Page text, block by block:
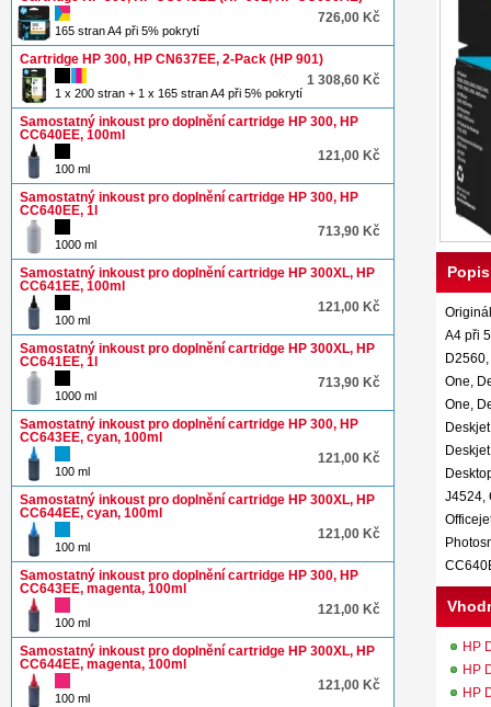
726,00 Kč
165 stran A4 při 5% pokrytí
Cartridge HP 300, HP CN637EE, 2-Pack (HP 901)
1 308,60 Kč
1 x 200 stran + 1 x 165 stran A4 při 5% pokrytí
Samostatný inkoust pro doplnění cartridge HP 300, HP
CC640EE, 100ml
121,00 Kč
100 ml
Samostatný inkoust pro doplnění cartridge HP 300, HP
CC640EE, 1l
713,90 Kč
1000 ml
Samostatný inkoust pro doplnění cartridge HP 300XL, HP
CC641EE, 100ml
121,00 Kč
100 ml
Samostatný inkoust pro doplnění cartridge HP 300XL, HP
CC641EE, 1l
713,90 Kč
1000 ml
Samostatný inkoust pro doplnění cartridge HP 300, HP
CC643EE, cyan, 100ml
121,00 Kč
100 ml
Samostatný inkoust pro doplnění cartridge HP 300XL, HP
CC644EE, cyan, 100ml
121,00 Kč
100 ml
Samostatný inkoust pro doplnění cartridge HP 300, HP
CC643EE, magenta, 100ml
121,00 Kč
100 ml
Samostatný inkoust pro doplnění cartridge HP 300XL, HP
CC644EE, magenta, 100ml
121,00 Kč
100 ml
A4 při
One,
One,
J4524,
HP
HP
HP